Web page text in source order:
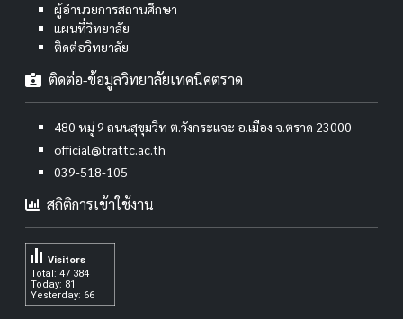
ผู้อำนวยการสถานศึกษา
แผนที่วิทยาลัย
ติดต่อวิทยาลัย
ติดต่อ-ข้อมูลวิทยาลัยเทคนิคตราด
480 หมู่ 9 ถนนสุขุมวิท ต.วังกระแจะ อ.เมือง จ.ตราด 23000
official@trattc.ac.th
039-518-105
สถิติการเข้าใช้งาน
Total: 47 384
Today: 81
Yesterday: 66
Visitors